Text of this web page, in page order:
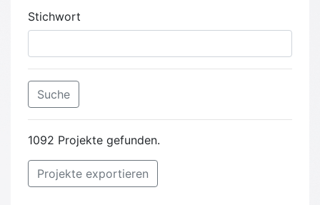
Stichwort
Suche
1092 Projekte gefunden.
Projekte exportieren